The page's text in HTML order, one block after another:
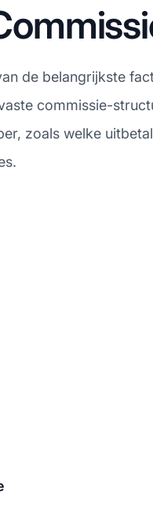
de belangrijkste
commissie-
zoals welke